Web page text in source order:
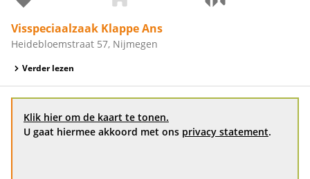
Visspeciaalzaak Klappe Ans
Heidebloemstraat 57, Nijmegen
Verder lezen
Klik hier om de kaart te tonen.
U gaat hiermee akkoord met ons privacy statement.